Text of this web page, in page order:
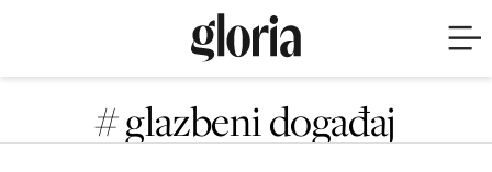
# glazbeni događaj